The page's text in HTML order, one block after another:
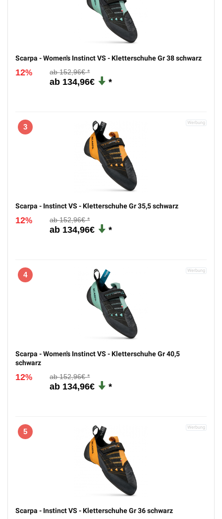
Scarpa - Women's Instinct VS - Kletterschuhe Gr 38 schwarz
12% 152,96€
134,96€
3
Scarpa - Instinct VS - Kletterschuhe Gr 35,5 schwarz
12% 152,96€
134,96€
4
Scarpa - Women's Instinct VS - Kletterschuhe Gr 40,5
schwarz
12% 152,96€
134,96€
5
Scarpa - Instinct VS - Kletterschuhe Gr 36 schwarz